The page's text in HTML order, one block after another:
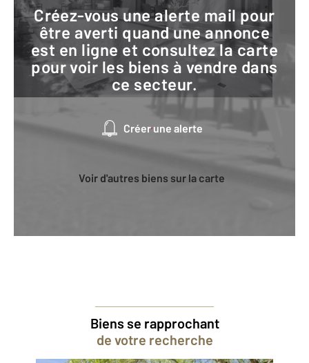
Créez-vous une alerte mail pour
être averti quand une annonce
est en ligne et consultez la carte
pour voir les biens à vendre dans
ce secteur.
Créer une alerte
Voir d'autres biens sur la carte
Biens se rapprochant
de votre recherche